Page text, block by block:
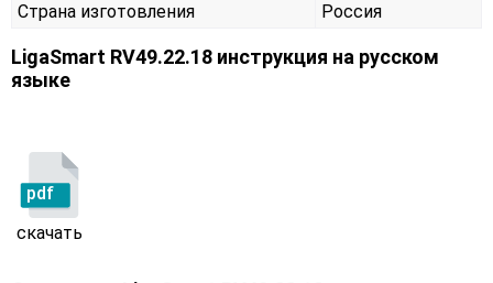
Страна изготовления
Россия
LigaSmart RV49.22.18 инструкция на русском
языке
pdf
скачать